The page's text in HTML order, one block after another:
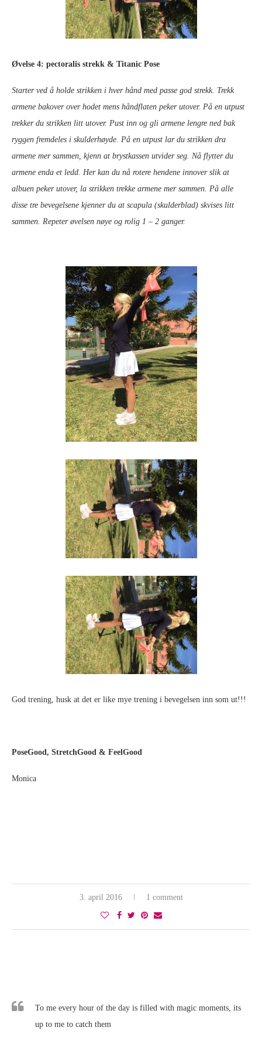
Øvelse 4: pectoralis strekk & Titanic Pose
Starter ved å holde strikken i hver hånd med passe god strekk. Trekk
armene bakover over hodet mens håndflaten peker utover. På en utpust
trekker du strikken litt utover. Pust inn og gli armene lengre ned bak
ryggen fremdeles i skulderhøyde. På en utpust lar du strikken dra
armene mer sammen, kjenn at brystkassen utvider seg. Nå flytter du
armene enda et ledd. Her kan du nå rotere hendene innover slik at
albuen peker utover, la strikken trekke armene mer sammen. På alle
disse tre bevegelsene kjenner du at scapula (skulderblad) skvises litt
sammen. Repeter øvelsen nøye og rolig 1 – 2 ganger.
God trening, husk at det er like mye trening i bevegelsen inn som ut!!!
PoseGood, StretchGood & FeelGood
Monica
3. april 2016 1 comment
To me every hour of the day is filled with magic moments, its
up to me to catch them